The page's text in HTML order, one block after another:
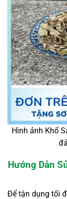
Hình ảnh Khổ
Hướng Dẫn
Để tận dụng tối